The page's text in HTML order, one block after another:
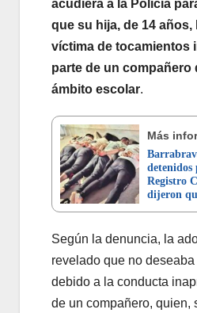
acudiera a la Policía
que su hija, de 14 años,
víctima de tocamientos
parte de un compañero
ámbito escolar.
Más
Registro
dijeron
Según la denuncia, la
revelado que no
debido a la conducta
de un compañero, quien,